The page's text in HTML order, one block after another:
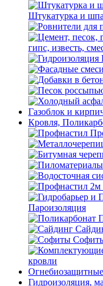
Штукатурка и
гипс, известь,
Газоблок и
Кровля,
Пароизоляция
кровли
Гидроизоляция,